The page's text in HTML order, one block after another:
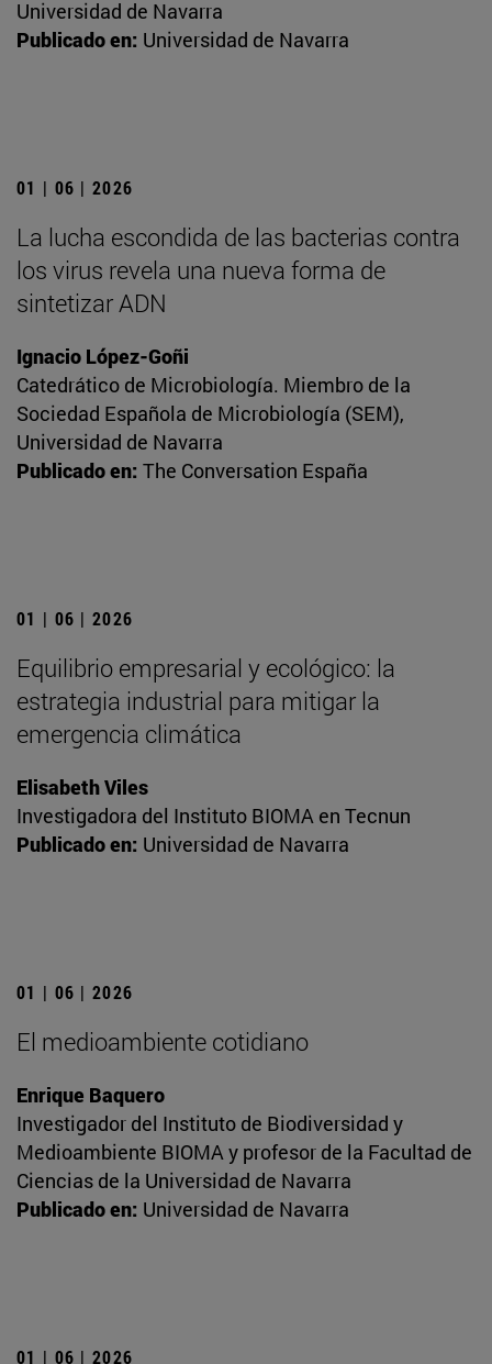
Universidad de Navarra
Publicado en: Universidad de Navarra
01 | 06 | 2026
La lucha escondida de las bacterias contra
los virus revela una nueva forma de
sintetizar ADN
Ignacio López-Goñi
Catedrático de Microbiología. Miembro de la
Sociedad Española de Microbiología (SEM),
Universidad de Navarra
Publicado en: The Conversation España
01 | 06 | 2026
Equilibrio empresarial y ecológico: la
estrategia industrial para mitigar la
emergencia climática
Elisabeth Viles
Investigadora del Instituto BIOMA en Tecnun
Publicado en: Universidad de Navarra
01 | 06 | 2026
El medioambiente cotidiano
Enrique Baquero
Investigador del Instituto de Biodiversidad y
Medioambiente BIOMA y profesor de la Facultad de
Ciencias de la Universidad de Navarra
Publicado en: Universidad de Navarra
01 | 06 | 2026